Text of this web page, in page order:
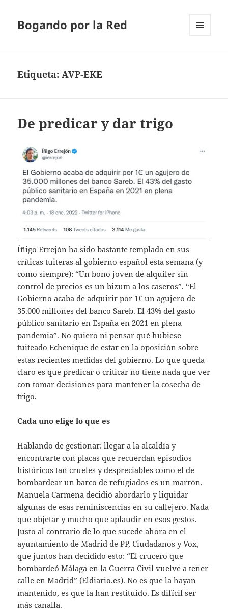
Bogando por la Red
Etiqueta:AVP-EKE
De predicar y dar trigo
Íñigo Errejón ha sido bastante templado en sus
críticas tuiteras al gobierno español esta semana (y
como siempre): “Un bono joven de alquiler sin
control de precios es un bizum a los caseros”. “El
Gobierno acaba de adquirir por 1€ un agujero de
35.000 millones del banco Sareb. El 43% del gasto
público sanitario en España en 2021 en plena
pandemia”. No quiero ni pensar qué hubiese
tuiteado Echenique de estar en la oposición sobre
estas recientes medidas del gobierno. Lo que queda
claro es que predicar o criticar no tiene nada que ver
con tomar decisiones para mantener la cosecha de
trigo.
Cada uno elige lo que es
Hablando de gestionar: llegar a la alcaldía y
encontrarte con placas que recuerdan episodios
históricos tan crueles y despreciables como el de
bombardear un barco de refugiados es un marrón.
Manuela Carmena decidió abordarlo y liquidar
algunas de esas reminiscencias en su callejero. Nada
que objetar y mucho que aplaudir en esos gestos.
Justo al contrario de lo que sucede ahora en el
ayuntamiento de Madrid de PP, Ciudadanos y Vox,
que juntos han decidido esto: “El crucero que
bombardeó Málaga en la Guerra Civil vuelve a tener
calle en Madrid” (Eldiario.es). No es que la hayan
mantenido, es que la han restituido. Es difícil ser
más canalla.